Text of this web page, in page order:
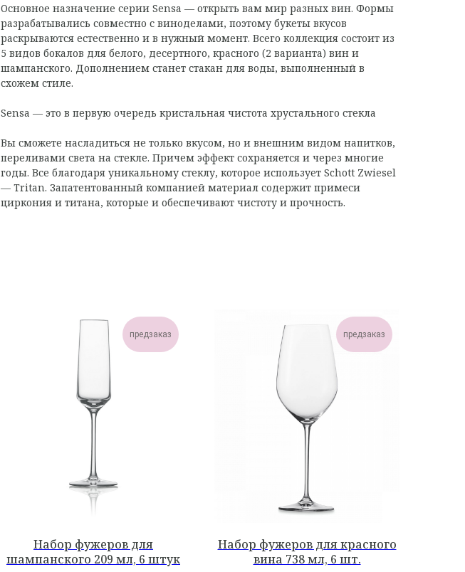
Основное назначение серии Sensa — открыть вам мир разных вин. Формы
разрабатывались совместно с виноделами, поэтому букеты вкусов
раскрываются естественно и в нужный момент. Всего коллекция состоит из
5 видов бокалов для белого, десертного, красного (2 варианта) вин и
шампанского. Дополнением станет стакан для воды, выполненный в
схожем стиле.
Sensa — это в первую очередь кристальная чистота хрустального стекла
Вы сможете насладиться не только вкусом, но и внешним видом напитков,
переливами света на стекле. Причем эффект сохраняется и через многие
годы. Все благодаря уникальному стеклу, которое использует Schott Zwiesel
— Tritan. Запатентованный компанией материал содержит примеси
циркония и титана, которые и обеспечивают чистоту и прочность.
предзаказ
Набор фужеров для
шампанского 209 мл, 6 штук
предзаказ
Набор фужеров для красного
вина 738 мл, 6 шт.